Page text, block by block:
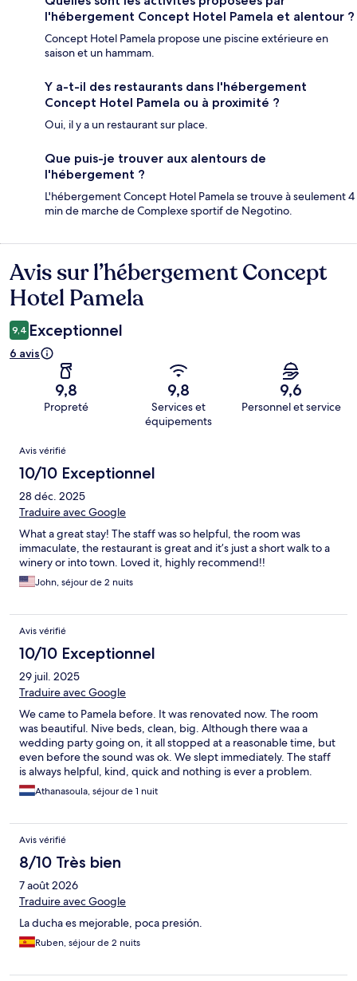
l'hébergement Concept Hotel Pamela et alentour ?
Concept Hotel Pamela propose une piscine extérieure en
saison et un hammam.
Y a-t-il des restaurants dans l'hébergement
Concept Hotel Pamela ou à proximité ?
Oui, il y a un restaurant sur place.
Que puis-je trouver aux alentours de
l'hébergement ?
L'hébergement Concept Hotel Pamela se trouve à seulement 4
min de marche de Complexe sportif de Negotino.
Avis
Avis sur l’hébergement Concept
Hotel Pamela
9,4 Exceptionnel
6 avis
9,8
Propreté
9,8
Services et
équipements
9,6
Personnel et service
Avis
Avis vérifié
10/10 Exceptionnel
28 déc. 2025
Traduire avec Google
What a great stay! The staff was so helpful, the room was
immaculate, the restaurant is great and it’s just a short walk to a
winery or into town. Loved it, highly recommend!!
John, séjour de 2 nuits
Avis vérifié
10/10 Exceptionnel
29 juil. 2025
Traduire avec Google
We came to Pamela before. It was renovated now. The room
was beautiful. Nive beds, clean, big. Although there waa a
wedding party going on, it all stopped at a reasonable time, but
even before the sound was ok. We slept immediately. The staff
is always helpful, kind, quick and nothing is ever a problem.
They made breakfast packages for us because we left before
7am with a note to have a good trip. I highly recommens Pamela.
Athanasoula, séjour de 1 nuit
Avis vérifié
8/10 Très bien
7 août 2026
Traduire avec Google
La ducha es mejorable, poca presión.
Ruben, séjour de 2 nuits